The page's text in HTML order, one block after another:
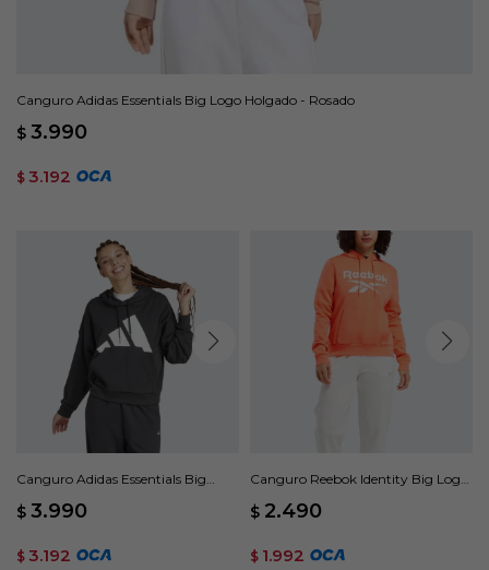
Canguro Adidas Essentials Big Logo Holgado - Rosado
$ 3.990
$ 3.192
Canguro Adidas Essentials Big
$ 3.990
$ 3.192
Canguro Reebok Identity Big Logo
$ 2.490
$ 1.992